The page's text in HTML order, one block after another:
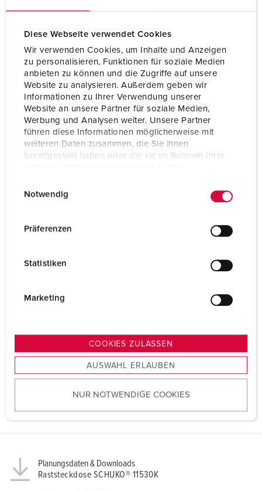
Diese Webseite verwendet Cookies
Wir verwenden Cookies, um Inhalte und Anzeigen
zu personalisieren, Funktionen für soziale Medien
anbieten zu können und die Zugriffe auf unsere
Website zu analysieren. Außerdem geben wir
Informationen zu Ihrer Verwendung unserer
Website an unsere Partner für soziale Medien,
Werbung und Analysen weiter. Unsere Partner
führen diese Informationen möglicherweise mit
weiteren Daten zusammen, die Sie ihnen
bereitgestellt haben oder die sie im Rahmen Ihrer
s
u
w
Notwendig
Präferenzen
Statistiken
Marketing
COOKIES ZULASSEN
AUSWAHL ERLAUBEN
NUR NOTWENDIGE COOKIES
Flansch 45x45 mm
Gewicht 32 g
Prüfzeichen VDE
Planungsdaten & Downloads
Raststeckdose SCHUKO® 11530K